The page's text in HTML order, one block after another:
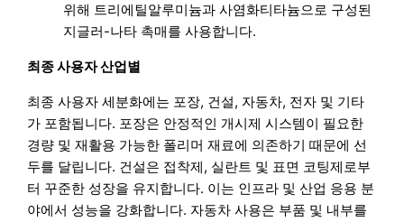
위해 트리에틸알루미늄과 사염화티타늄으로 구성된
지글러-나타 촉매를 사용합니다.
최종 사용자 산업별
최종 사용자 세분화에는 포장, 건설, 자동차, 전자 및 기타
가 포함됩니다. 포장은 안정적인 개시제 시스템이 필요한
경량 및 재활용 가능한 폴리머 재료에 의존하기 때문에 선
두를 달립니다. 건설은 접착제, 실란트 및 표면 코팅제로부
터 꾸준한 성장을 유지합니다. 이는 인프라 및 산업 응용 분
야에서 성능을 강화합니다. 자동차 사용은 부품 및 내부를